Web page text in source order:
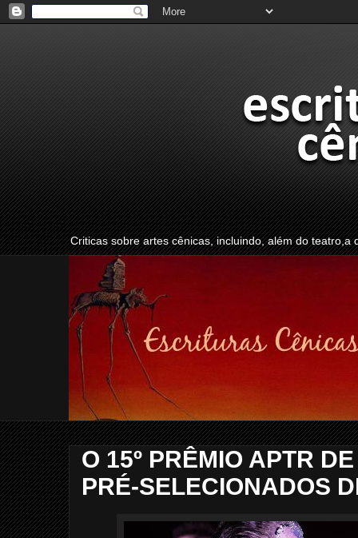
Criticas sobre artes cênicas, incluindo, além do
O 15º PRÊMIO APTR
PRÉ-SELECIONADOS